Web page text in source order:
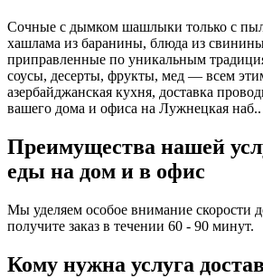
Сочные с дымком шашлыки только с
хашлама из баранины, блюда из
приправленные по уникальным
соусы, десерты, фрукты, мед — всем
азербайджанская кухня, доставка
вашего дома и офиса на Лужнецкая наб..
Преимущества нашей
еды на дом и в офис
Мы уделяем особое внимание скорости
получите заказ в течении 60 - 90 минут.
Кому нужна услуга